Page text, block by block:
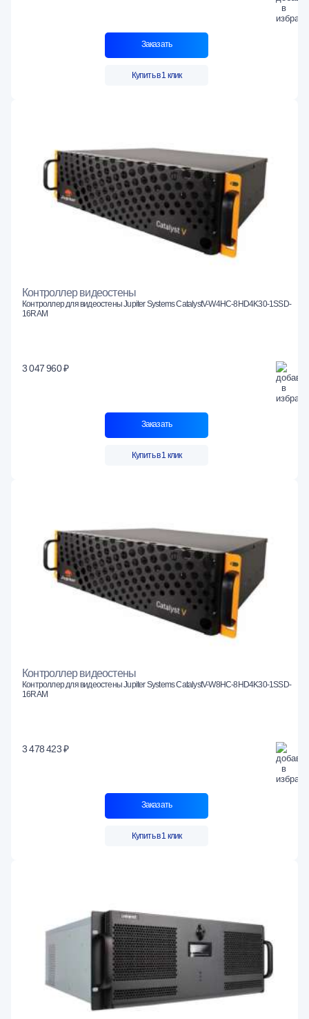
Заказать
Купить в 1 клик
Контроллер видеостены
Контроллер для видеостены Jupiter Systems CatalystV-W4HC-8HD4K30-1SSD-
16RAM
3 047 960 ₽
Заказать
Купить в 1 клик
Контроллер видеостены
Контроллер для видеостены Jupiter Systems CatalystV-W8HC-8HD4K30-1SSD-
16RAM
3 478 423 ₽
Заказать
Купить в 1 клик